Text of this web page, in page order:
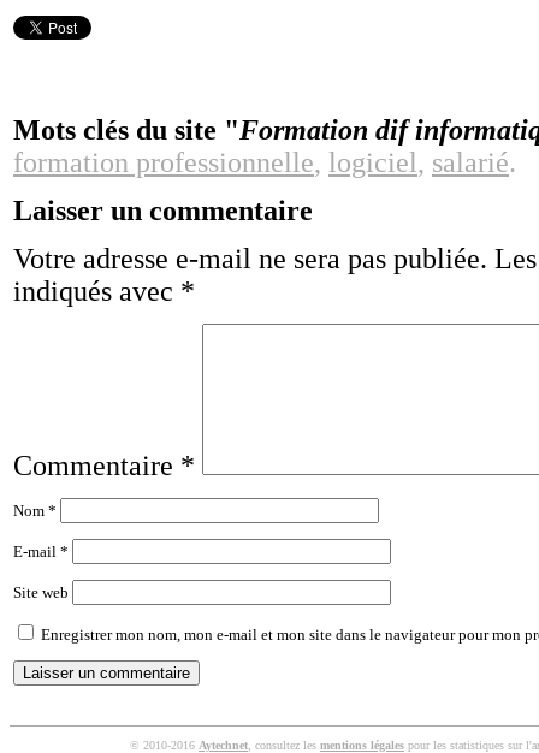
Mots clés du site "Formation dif
formation professionnelle, logiciel, salarié.
Laisser un commentaire
Votre adresse e-mail ne sera pas publiée.
indiqués avec *
Commentaire *
Nom *
E-mail *
Site web
Enregistrer mon nom, mon e-mail et mon site dans le navigateur pour mon
© 2010-2016 Aytechnet , consultez les mentions légales pour les statistiques sur